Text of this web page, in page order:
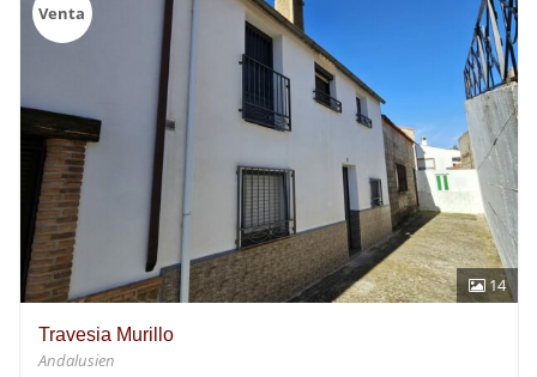
14
Venta
Travesia Murillo
Andalusien